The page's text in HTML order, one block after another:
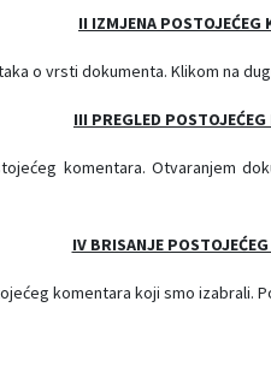
II IZMJENA POSTOJEĆEG
o vrsti dokumenta. Klikom na
III PREGLED
komentara. Otvaranjem
IV BRISANJE
komentara koji smo izabrali.